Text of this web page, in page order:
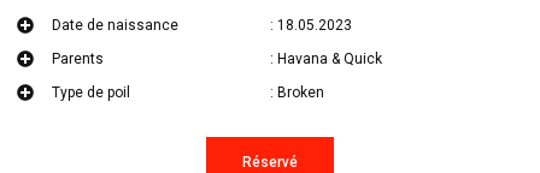
Date de naissance
Parents
Type de poil
: 18.05.2023
: Havana & Quick
: Broken
Réservé